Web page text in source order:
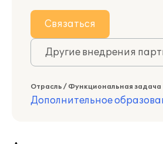
Связаться
Другие внедрения
Отрасль / Функциональная задача
Дополнительное